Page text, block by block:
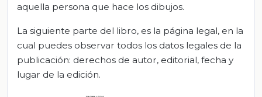
aquella persona que hace los dibujos.
La siguiente parte del libro, es la página legal, en la
cual puedes observar todos los datos legales de la
publicación: derechos de autor, editorial, fecha y
lugar de la edición.